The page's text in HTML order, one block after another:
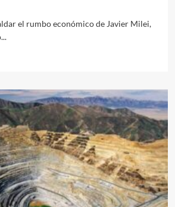
el rumbo económico de Javier Milei,